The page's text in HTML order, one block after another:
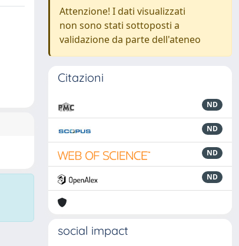
Attenzione! I dati visualizzati
non sono stati sottoposti a
validazione da parte dell'ateneo
Citazioni
ND
ND
ND
ND
social impact